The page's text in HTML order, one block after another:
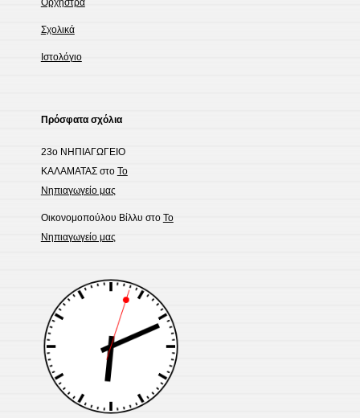
Ορχήστρα
Σχολικά
Ιστολόγιο
Πρόσφατα σχόλια
23ο ΝΗΠΙΑΓΩΓΕΙΟ
ΚΑΛΑΜΑΤΑΣστο Το
Νηπιαγωγείο μας
Οικονομοπούλου Βίλλυ στο Το
Νηπιαγωγείο μας